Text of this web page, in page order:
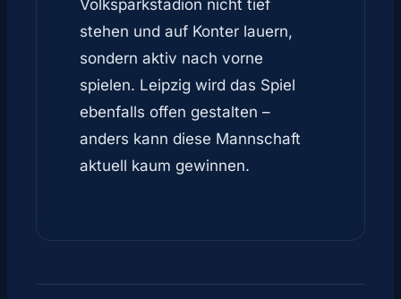
Volksparkstadion nicht tief
stehen und auf Konter lauern,
sondern aktiv nach vorne
spielen. Leipzig wird das Spiel
ebenfalls offen gestalten –
anders kann diese Mannschaft
aktuell kaum gewinnen.